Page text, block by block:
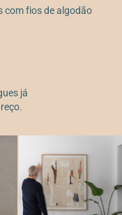
com fios de algodão
já